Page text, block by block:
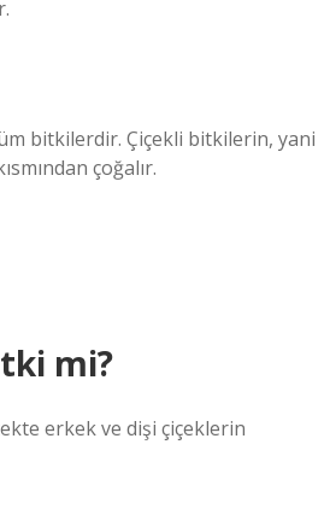
bitkilerdir. Çiçekli bitkilerin, yani
çoğalır.
mi?
erkek ve dişi çiçeklerin